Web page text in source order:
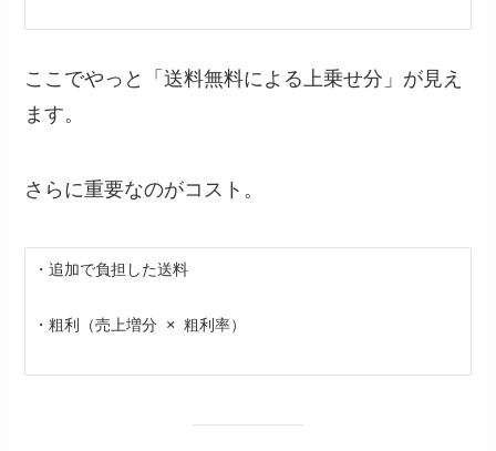
ここでやっと「送料無料による上乗せ分」が見え
ます。
さらに重要なのがコスト。
・追加で負担した送料
・粗利（売上増分 × 粗利率）